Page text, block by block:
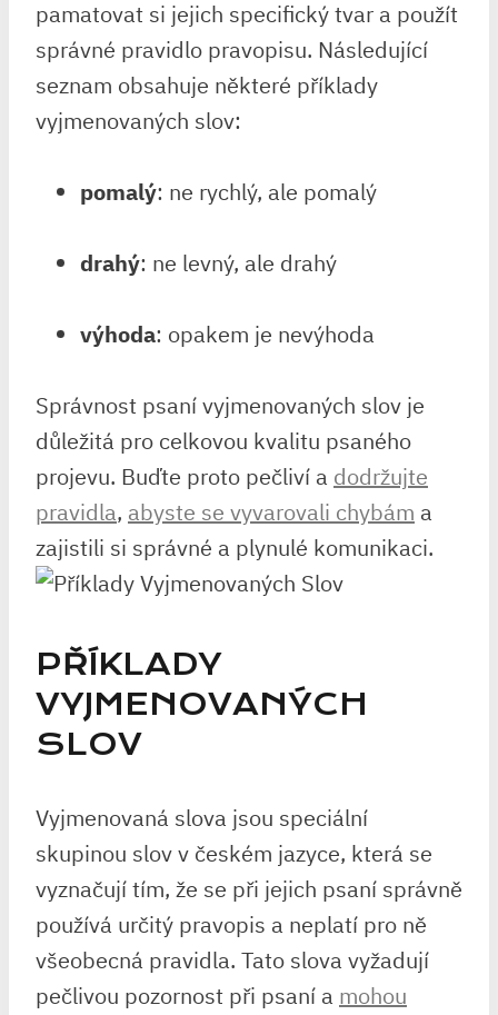
pamatovat si jejich specifický tvar ⁢a použít
správné pravidlo ​pravopisu.‌ Následující⁤
seznam‍ obsahuje ‌některé ‍příklady
vyjmenovaných ⁤slov:
pomalý:‌ ne rychlý, ⁢ale pomalý
drahý: ne levný, ale ⁣drahý
výhoda: opakem je nevýhoda
Správnost⁣ psaní vyjmenovaných⁤ slov‌ je
důležitá pro ⁣celkovou kvalitu psaného
projevu. Buďte ‌proto ‍pečliví a⁣ dodržujte
pravidla, abyste se vyvarovali chybám ⁢ a
zajistili si⁤ správné a ‌plynulé komunikaci.
PŘÍKLADY
VYJMENOVANÝCH‌
SLOV
Vyjmenovaná slova jsou speciální
skupinou ‍slov v českém‍ jazyce, která se
⁢vyznačují tím, že​ se při⁢ jejich psaní správně
používá určitý ‌pravopis a neplatí pro ně⁣
všeobecná pravidla. Tato slova vyžadují
pečlivou pozornost při psaní‌ a mohou